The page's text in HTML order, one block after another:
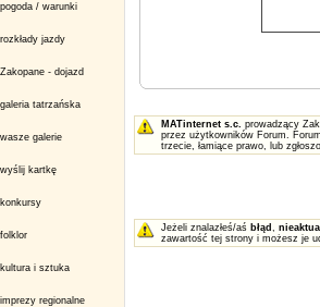
pogoda / warunki
rozkłady jazdy
Zakopane - dojazd
galeria tatrzańska
wasze galerie
wyślij kartkę
konkursy
folklor
kultura i sztuka
imprezy regionalne
MATinternet s.c. prowadzący
przez użytkowników Forum.
trzecie, łamiące prawo, lub
Jeżeli znalazłeś/aś błąd ,
zawartość tej strony i możesz je